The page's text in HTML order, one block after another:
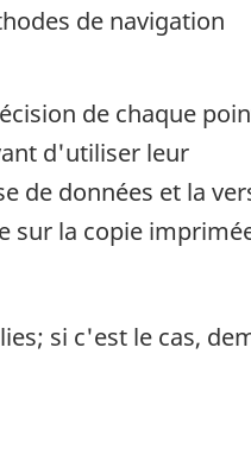
de navigation
de chaque
d'utiliser leur
de données et la
sur la copie
si c'est le cas,